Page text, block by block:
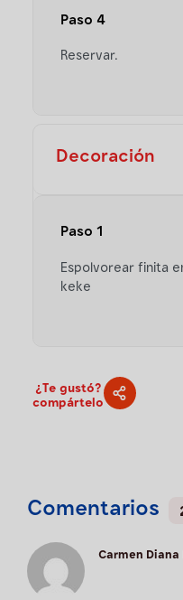
Paso 4
Reservar.
Decoración
Paso 1
Espolvorear finita
keke
¿Te gustó?
compártelo
Comentarios
Carmen Diana